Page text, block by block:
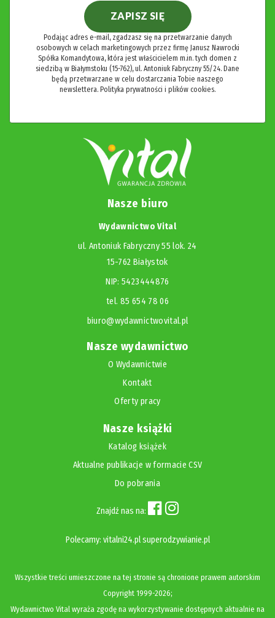
ZAPISZ SIĘ
Podając adres e-mail, zgadzasz się na przetwarzanie danych
osobowych w celach marketingowych przez firmę Janusz Nawrocki
Spółka Komandytowa, która jest właścicielem m.in. tych domen z
siedzibą w Białymstoku (15-762), ul. Antoniuk Fabryczny 55/24. Dane
będą przetwarzane w celu dostarczania Tobie naszego
newslettera. Polityka prywatności i plików cookies.
Nasze biuro
Wydawnictwo Vital
ul. Antoniuk Fabryczny 55 lok. 24
15-762 Białystok
NIP: 5423444876
tel. 85 654 78 06
biuro@wydawnictwovital.pl
Nasze wydawnictwo
O Wydawnictwie
Kontakt
Oferty pracy
Nasze książki
Katalog książek
Aktualne publikacje w formacie CSV
Do pobrania
Znajdź nas na:
Polecamy: vitalni24.pl superodzywianie.pl
Wszystkie treści umieszczone na tej stronie są chronione prawem autorskim
Copyright1999-2026;
Wydawnictwo Vital wyraża zgodę na wykorzystywanie dostępnych aktualnie na